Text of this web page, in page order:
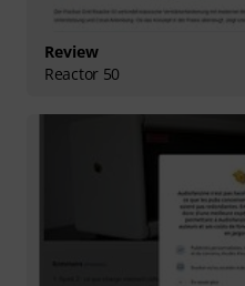
Review
Reactor 50